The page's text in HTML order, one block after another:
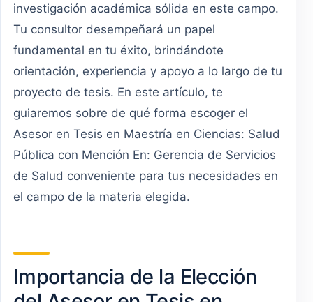
investigación académica sólida en este campo.
Tu consultor desempeñará un papel
fundamental en tu éxito, brindándote
orientación, experiencia y apoyo a lo largo de tu
proyecto de tesis. En este artículo, te
guiaremos sobre de qué forma escoger el
Asesor en Tesis en Maestría en Ciencias: Salud
Pública con Mención En: Gerencia de Servicios
de Salud conveniente para tus necesidades en
el campo de la materia elegida.
Importancia de la Elección